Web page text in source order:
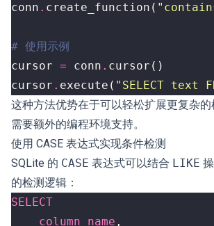
conn . create_function (
# 使用示例
cursor = conn . cursor ()
cursor . execute ( "SELECT text
这种方法优势在于可以轻松扩展更复杂
需要额外的编程环境支持。
使用 CASE 表达式实现条件检测
SQLite 的 CASE 表达式可以结合 LIKE
的检测逻辑：
SELECT
column_name ,